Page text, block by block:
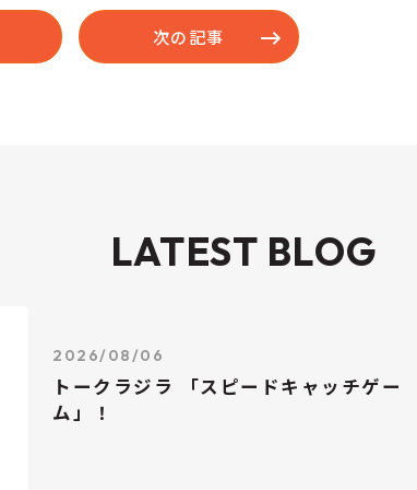
次の記事
LATEST BLOG
2026/08/06
トークラジラ 「スピードキャッチゲー
ム」！